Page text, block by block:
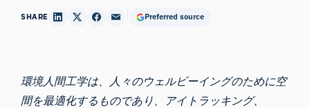
SHARE Preferred source
環境人間工学は、人々のウェルビーイングのために空
間を最適化するものであり、アイトラッキング、